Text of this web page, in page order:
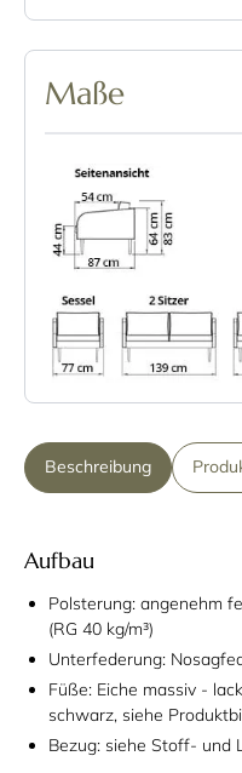
Maße
Beschreibung
Aufbau
Polsterung: angenehm
(RG 40 kg/m³)
Unterfederung:
Füße: Eiche massiv -
schwarz, siehe
Bezug: siehe Stoff- und